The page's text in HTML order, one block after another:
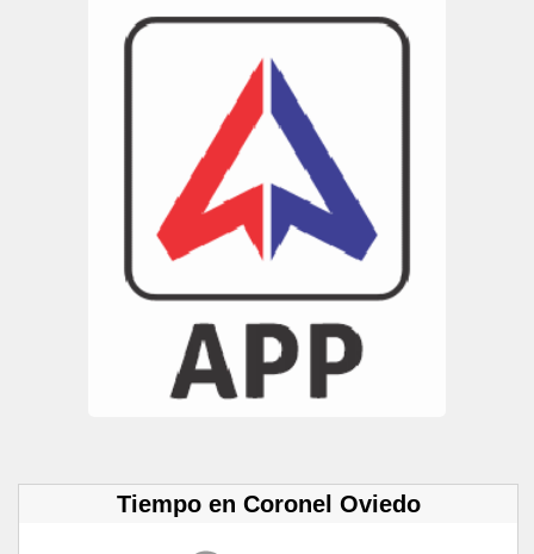
Tiempo en Coronel Oviedo